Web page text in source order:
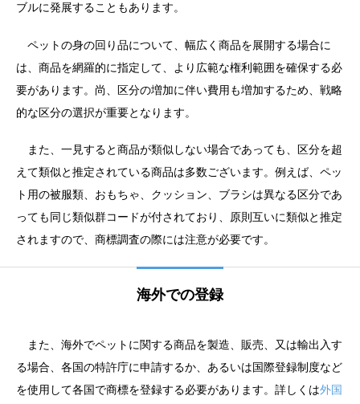
ブルに発展することもあります。
ペットの身の回り品について、幅広く商品を展開する場合に
は、商品を網羅的に指定して、より広範な権利範囲を確保する必
要があります。尚、区分の増加に伴い費用も増加するため、戦略
的な区分の選択が重要となります。
また、一見すると商品が類似しない場合であっても、区分を超
えて類似と推定されている商品は多数ございます。例えば、ペッ
ト用の被服類、おもちゃ、クッション、ブラシは異なる区分であ
っても同じ類似群コードが付されており、原則互いに類似と推定
されますので、商標調査の際には注意が必要です。
海外での登録
また、海外でペットに関する商品を製造、販売、又は輸出入す
る場合、各国の特許庁に申請するか、あるいは国際登録制度など
を使用して各国で商標を登録する必要があります。詳しくは外国